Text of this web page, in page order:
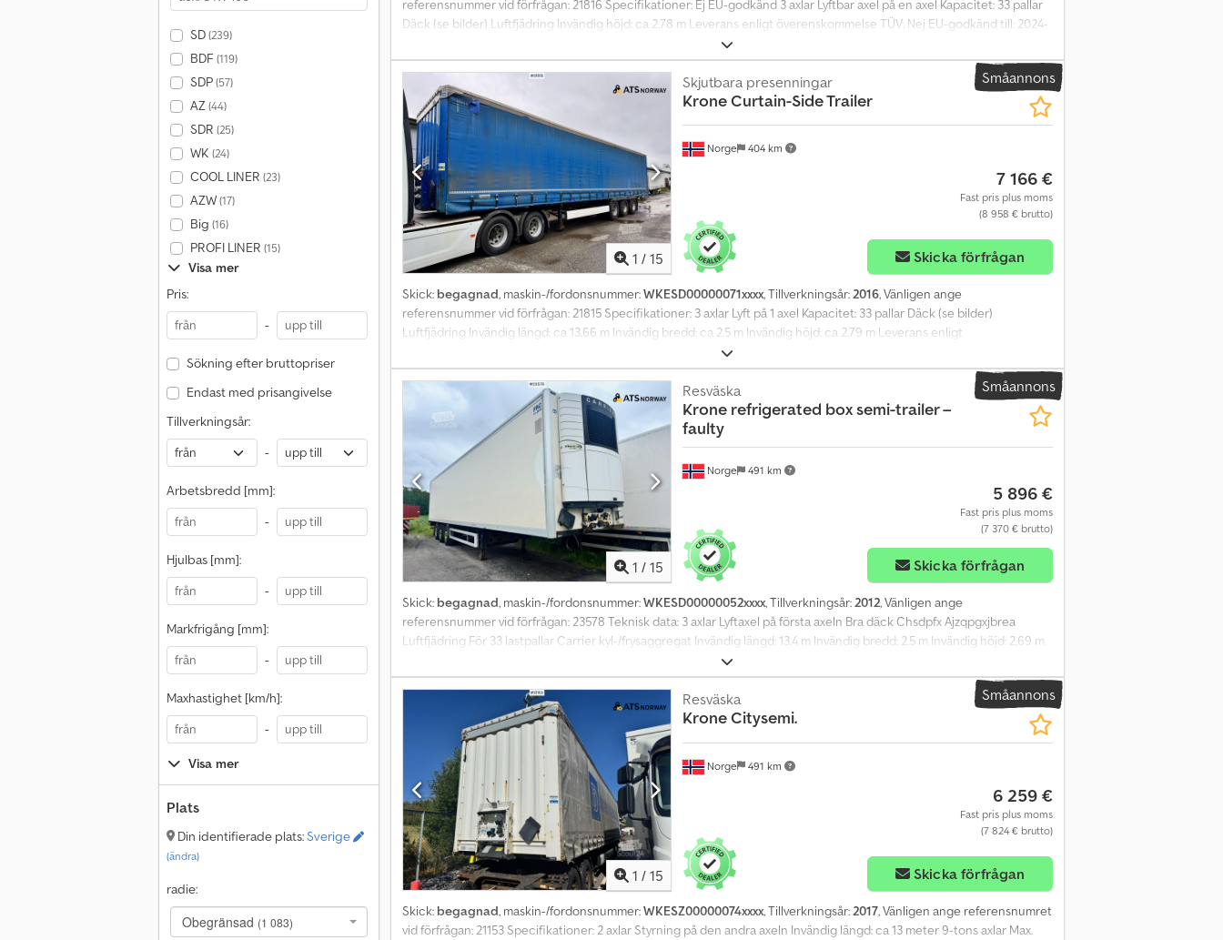
SD(239)
BDF (119)
SDP(57)
AZ(44)
SDR (25)
WK (24)
COOL LINER (23)
AZW(17)
Big (16)
PROFI LINER (15)
Visa mer
Pris:
-
Sökning efter bruttopriser
Endast med prisangivelse
Tillverkningsår:
-
Arbetsbredd [mm]:
-
Hjulbas [mm]:
-
Markfrigång [mm]:
-
Maxhastighet [km/h]:
-
Visa mer
Plats
Din identifierade plats:Sverige
(ändra)
radie:
Obegränsad (1 083)
referensnummer vid förfrågan: 21816 Specifikationer: Ej EU-godkänd 3 axlar Lyftbar axel på en axel Kapacitet: 33 pallar
Däck (se bilder) Luftfjädring Invändig höjd: ca 2,78 m Leverans enligt överenskommelse TÜV: Nej EU-godkänd till: 2024-
09-11 Egenvikt: 7 250 kg Totalvikt: 43 000 kg Lastkapacitet: 35 750 kg Bredd: 255 cm Längd: 1 386 cm Csdpfx Abezqlv
Njrjha Modell: Kapelltralle = Mer information = Kontakta ATS Norway för mer information.
Småannons
1 / 15
Norge 404 km
Skjutbara presenningar
KroneCurtain-Side Trailer
7 166 €
Fast pris plus moms
(8 958 € brutto)
Skicka förfrågan
Skick: begagnad, maskin-/fordonsnummer:WKESD00000071xxxx, Tillverkningsår:2016, Vänligen ange
referensnummer vid förfrågan: 21815 Specifikationer: 3 axlar Lyft på 1 axel Kapacitet: 33 pallar Däck (se bilder)
Luftfjädring Invändig längd: ca 13,66 m Invändig bredd: ca 2,5 m Invändig höjd: ca 2,79 m Leverans enligt
överenskommelse Chjdpfxozqlu Ee Abroa TÜV: Nej EU-godkänd till: 2026-04-29 Egenvikt: 7050 kg Totalvikt: 45000 kg
Lastkapacitet: 37950 kg Bredd: 255 cm Längd: 1386 cm Modell: Kapelltrailer = Mer information = Kontakta ATS Norway
för mer information.
Småannons
1 / 15
Norge 491 km
Resväska
Krone refrigerated box semi-trailer –
faulty
5 896 €
Fast pris plus moms
(7 370 € brutto)
Skicka förfrågan
Skick: begagnad, maskin-/fordonsnummer:WKESD00000052xxxx, Tillverkningsår:2012, Vänligen ange
referensnummer vid förfrågan: 23578 Teknisk data: 3 axlar Lyftaxel på första axeln Bra däck Chsdpfx Ajzqpgxjbrea
Luftfjädring För 33 lastpallar Carrier kyl-/frysaggregat Invändig längd: 13,4 m Invändig bredd: 2,5 m Invändig höjd: 2,69 m
Omgående leverans möjlig TÜV: Nej EU-godkänd till: 2026-04-13 Egenvikt: 9 400 kg Totalvikt: 43 000 kg Lastkapacitet:
33 600 kg Bredd: 260 cm Längd: 1 404 cm Modell: Skapsemi med kyl/frysaggregat – Bommer. = Ytterligare information =
Kontakta ATS Norway för ytterligare information.
Småannons
1 / 15
Norge 491 km
Resväska
KroneCitysemi.
6 259 €
Fast pris plus moms
(7 824 € brutto)
Skicka förfrågan
Skick: begagnad, maskin-/fordonsnummer:WKESZ00000074xxxx, Tillverkningsår:2017, Vänligen ange referensnumret
vid förfrågan: 21153 Specifikationer: 2 axlar Styrning på den andra axeln Invändig längd: ca 13 meter 9-tons axlar Max.